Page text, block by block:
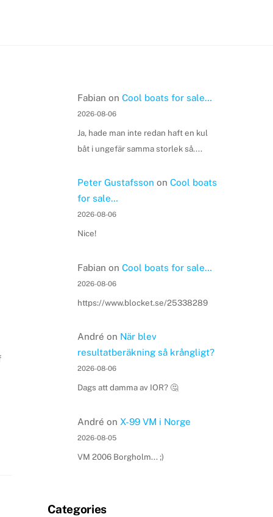
Fabian on Cool boats for sale…
2026-08-06
Ja, hade man inte redan haft en kul
båt i ungefär samma storlek så....
Peter Gustafsson on Cool boats
for sale…
2026-08-06
Nice!
Fabian on Cool boats for sale…
2026-08-06
https://www.blocket.se/25338289
André on När blev
resultatberäkning så krångligt?
2026-08-06
Dags att damma av IOR? 🤔
André on X-99 VM i Norge
2026-08-05
VM 2006 Borgholm... ;)
Categories